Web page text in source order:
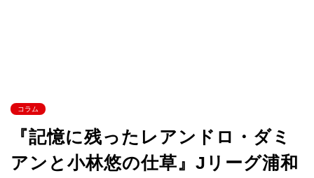
コラム
『記憶に残ったレアンドロ・ダミ
アンと小林悠の仕草』Jリーグ浦和